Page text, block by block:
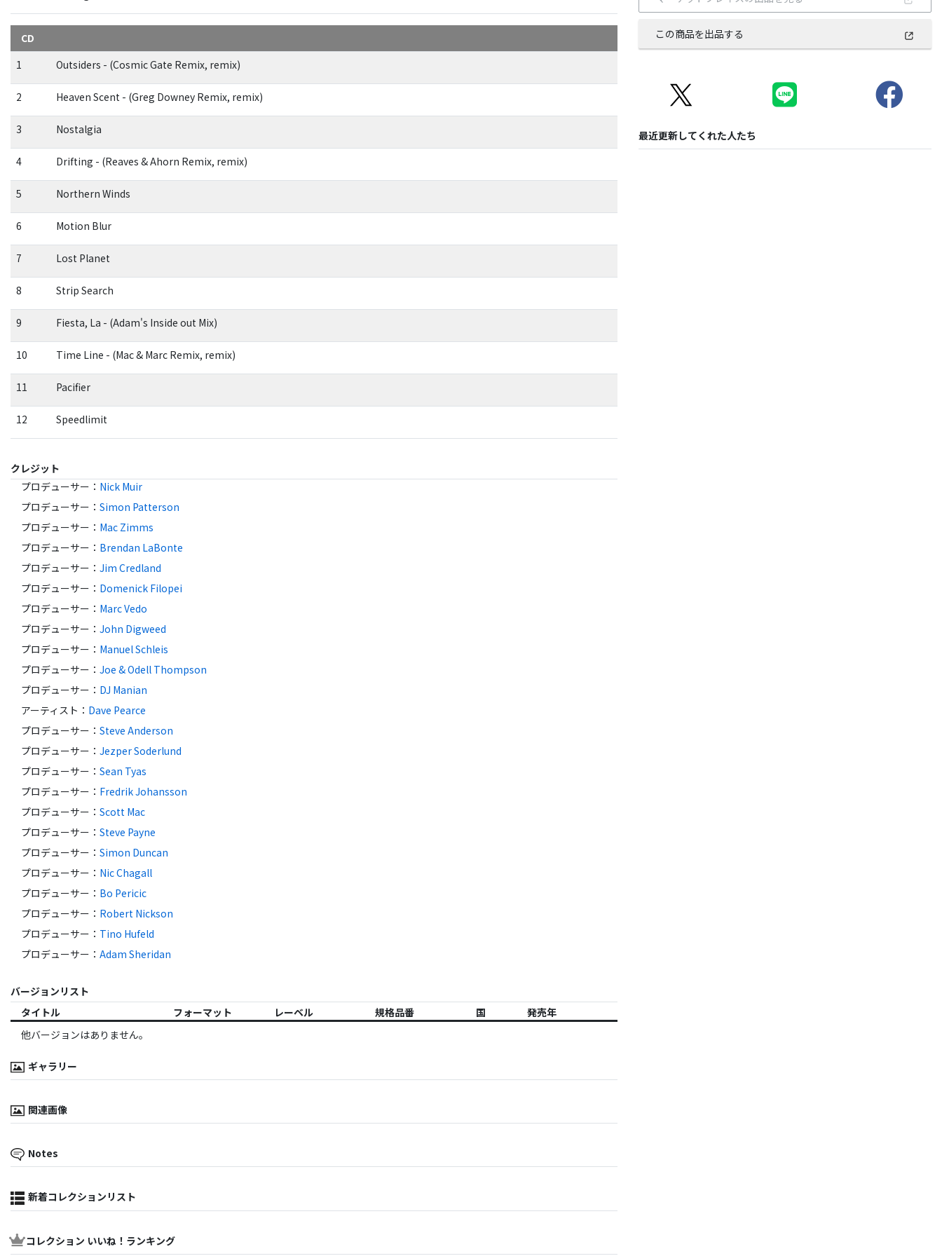
CD
1
Outsiders - (Cosmic Gate Remix, remix)
2 Heaven Scent - (Greg Downey Remix, remix)
3 Nostalgia
4 Drifting - (Reaves & Ahorn Remix, remix)
5 Northern Winds
6 Motion Blur
7 Lost Planet
8 Strip Search
9 Fiesta, La - (Adam's Inside out Mix)
10 Time Line - (Mac & Marc Remix, remix)
11 Pacifier
12 Speedlimit
クレジット
プロデューサー ： Nick Muir
プロデューサー ： Simon Patterson
プロデューサー ： Mac Zimms
プロデューサー ： Brendan LaBonte
プロデューサー ： Jim Credland
プロデューサー ： Domenick Filopei
プロデューサー ： Marc Vedo
プロデューサー ： John Digweed
プロデューサー ： Manuel Schleis
プロデューサー ： Joe & Odell Thompson
プロデューサー ： DJ Manian
アーティスト ： Dave Pearce
プロデューサー ： Steve Anderson
プロデューサー ： Jezper Soderlund
プロデューサー ： Sean Tyas
プロデューサー ： Fredrik Johansson
プロデューサー ： Scott Mac
プロデューサー ： Steve Payne
プロデューサー ： Simon Duncan
プロデューサー ： Nic Chagall
プロデューサー ： Bo Pericic
プロデューサー ： Robert Nickson
プロデューサー ： Tino Hufeld
プロデューサー ： Adam Sheridan
バージョンリスト
タイトル
フォーマット レーベル 規格品番 国
発売年
他バージョンはありません。
ギャラリー
関連画像
Notes
新着コレクションリスト
コレクション いいね！ランキング
この商品を出品する
最近更新してくれた人たち